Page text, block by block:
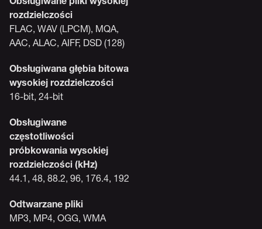
rozdzielczości
FLAC, WAV (LPCM), MQA,
AAC, ALAC, AIFF, DSD (128)
Obsługiwana głębia bitowa
wysokiej rozdzielczości
16-bit, 24-bit
Obsługiwane
częstotliwości
próbkowania wysokiej
rozdzielczości (kHz)
44.1, 48, 88.2, 96, 176.4, 192
Odtwarzane pliki
MP3, MP4, OGG, WMA